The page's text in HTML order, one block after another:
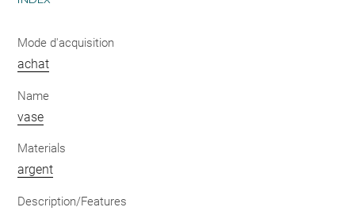
Mode d'acquisition
achat
Name
vase
Materials
argent
Description/Features